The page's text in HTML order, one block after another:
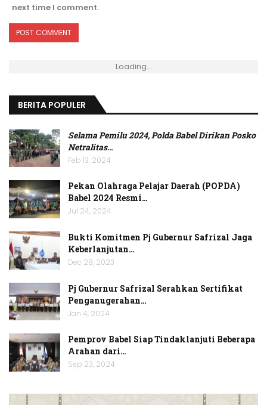
next time I comment.
Loading...
BERITA POPULER
Selama Pemilu 2024, Polda Babel Dirikan Posko
Netralitas…
Feb 13, 2024
Pekan Olahraga Pelajar Daerah (POPDA)
Babel 2024 Resmi…
Jul 24, 2024
Bukti Komitmen Pj Gubernur Safrizal Jaga
Keberlanjutan…
Dec 28, 2023
Pj Gubernur Safrizal Serahkan Sertifikat
Penganugerahan…
Jan 4, 2024
Pemprov Babel Siap Tindaklanjuti Beberapa
Arahan dari…
Sep 23, 2024